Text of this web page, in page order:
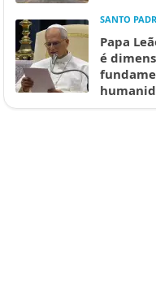
SANTO
Papa
é